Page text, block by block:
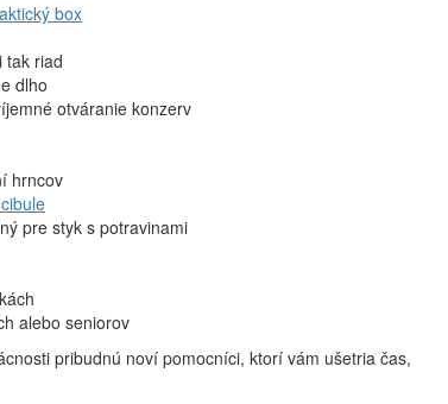
box
tak riad
dlho
otváranie konzerv
hrncov
pre styk s potravinami
alebo seniorov
pribudnú noví pomocníci, ktorí vám ušetria čas,